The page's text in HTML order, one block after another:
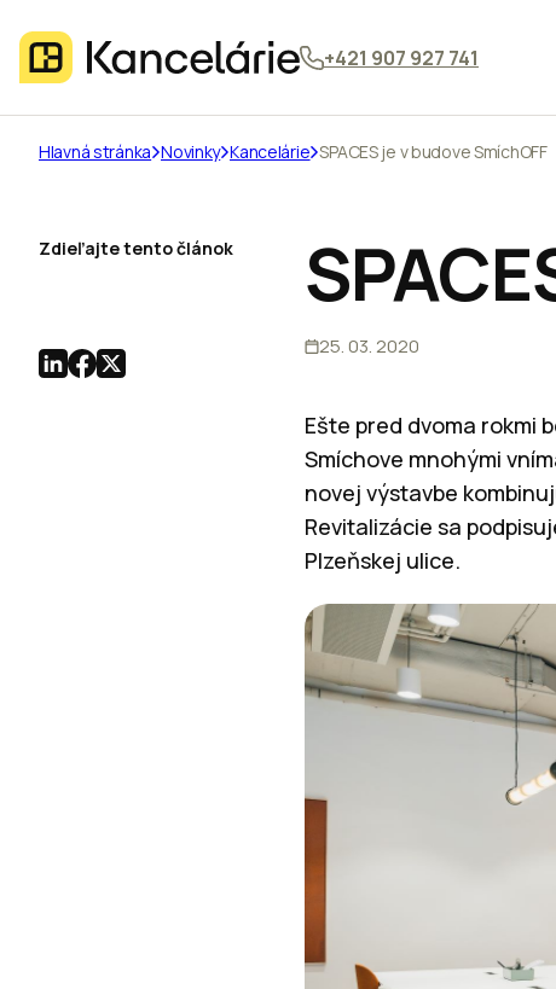
+421 907 927 741
Hlavná stránka Novinky Kancelárie SPACES je v budove SmíchOFF
25. 03. 2020
Ešte pred dvoma rokmi
Smíchove mnohými
novej výstavbe
Revitalizácie sa
Plzeňskej ulice.
Zdieľajte tento článok